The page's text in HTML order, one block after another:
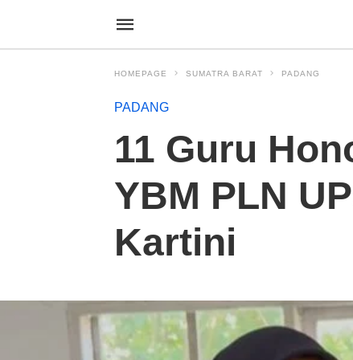
HOMEPAGE SUMATRA BARAT PADANG
PADANG
11 Guru
YBM PLN
Kartini